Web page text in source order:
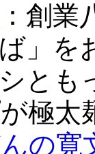
：創
」を
と
極太
の寛